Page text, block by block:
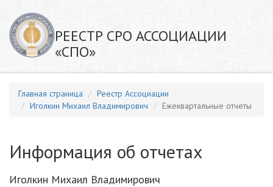
РЕЕСТР СРО АССОЦИАЦИИ
«СПО»
Главная страница
Реестр Ассоциации
Иголкин Михаил Владимирович
Ежеквартальные отчеты
Информация об отчетах
Иголкин Михаил Владимирович